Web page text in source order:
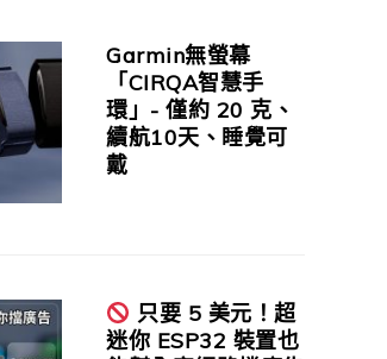
Garmin無螢幕
「CIRQA智慧手
環」- 僅約 20 克、
續航10天、睡覺可
戴
只要 5 美元！超
迷你 ESP32 裝置也